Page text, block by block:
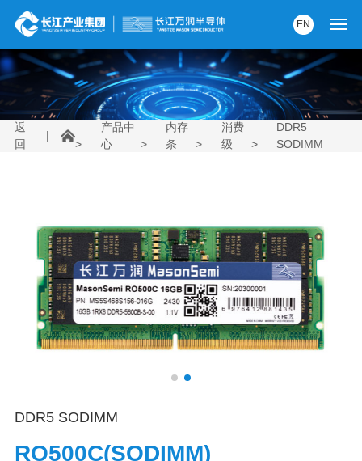
首页
产品中心
解决方案
资讯中心
关于我们
党建园地
EN
返
回
|
>
产品中
心
>
内存
条
>
消费
级
>
DDR5
SODIMM
DDR5 SODIMM
RO500C(SODIMM)